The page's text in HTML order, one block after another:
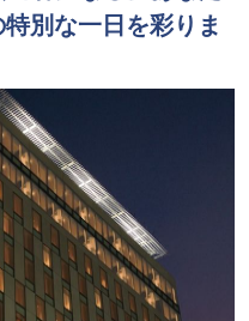
別な一日を彩りま